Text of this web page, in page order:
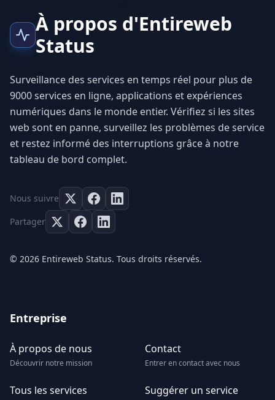
À propos d'Entireweb
Status
Surveillance des services en temps réel pour plus de
9000 services en ligne, applications et expériences
numériques dans le monde entier. Vérifiez si les sites
web sont en panne, surveillez les problèmes de service
et restez informé des interruptions grâce à notre
tableau de bord complet.
Nous suivre
Partager
© 2026 Entireweb Status. Tous droits réservés.
Entreprise
À propos de nous
Découvrir notre mission
Contact
Entrer en contact avec nous
Tous les services Suggérer un service